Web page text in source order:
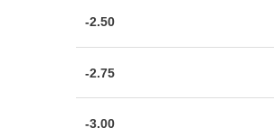
-2.50
-2.75
-3.00